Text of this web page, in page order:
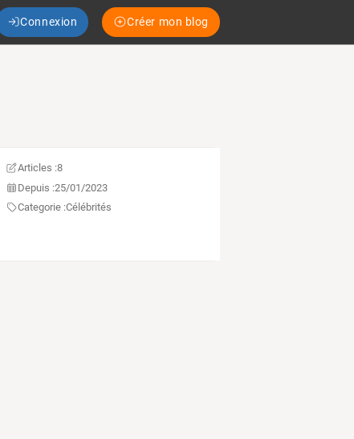
Connexion Créer mon blog
Articles :8
Depuis :25/01/2023
Categorie :Célébrités